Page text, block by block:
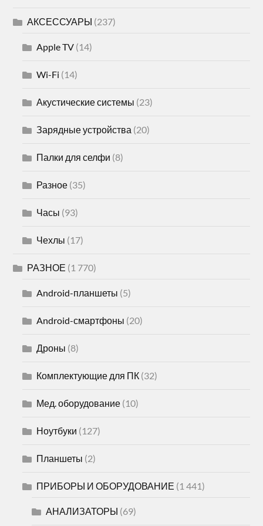
АКСЕССУАРЫ (237)
Apple TV (14)
Wi-Fi (14)
Акустические системы (23)
Зарядные устройства (20)
Палки для селфи (8)
Разное (35)
Часы (93)
Чехлы (17)
РАЗНОЕ (1 770)
Android-планшеты (5)
Android-смартфоны (20)
Дроны (8)
Комплектующие для ПК (32)
Мед. оборудование (10)
Ноутбуки (127)
Планшеты (2)
ПРИБОРЫ И ОБОРУДОВАНИЕ (1 441)
АНАЛИЗАТОРЫ (69)